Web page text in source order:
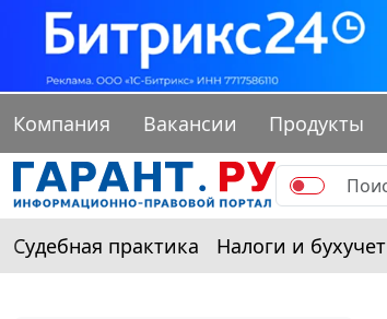
Компания Вакансии Продукты
Судебная практика Налоги и бухучет